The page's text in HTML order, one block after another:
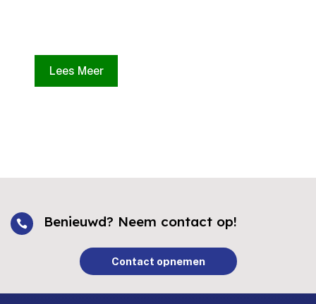
Lees Meer
 Benieuwd? Neem contact op!
Contact opnemen